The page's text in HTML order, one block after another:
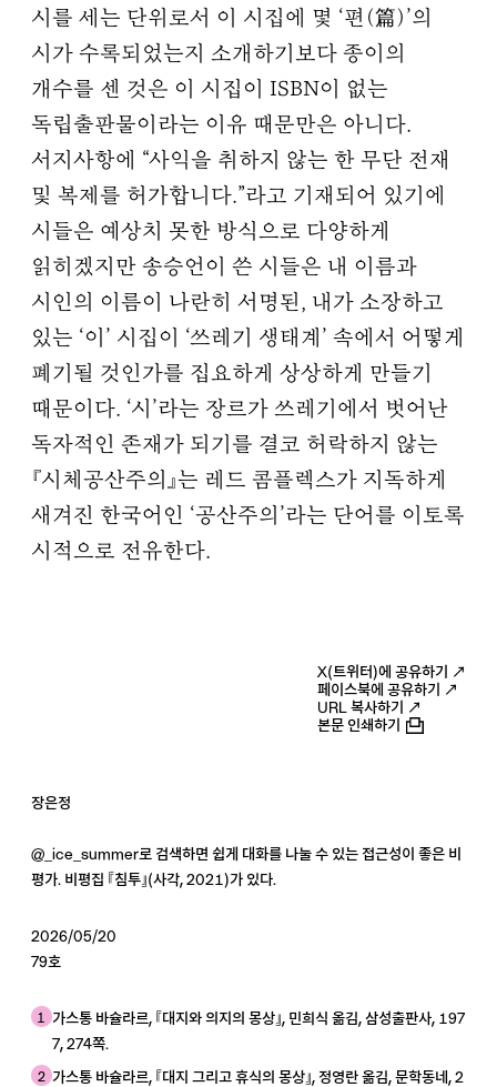
시를 세는 단위로서 이 시집에 몇 ‘편(篇)’의
시가 수록되었는지 소개하기보다 종이의
개수를 센 것은 이 시집이 ISBN이 없는
독립출판물이라는 이유 때문만은 아니다.
서지사항에 “사익을 취하지 않는 한 무단 전재
및 복제를 허가합니다.”라고 기재되어 있기에
시들은 예상치 못한 방식으로 다양하게
읽히겠지만 송승언이 쓴 시들은 내 이름과
시인의 이름이 나란히 서명된, 내가 소장하고
있는 ‘이’ 시집이 ‘쓰레기 생태계’ 속에서 어떻게
폐기될 것인가를 집요하게 상상하게 만들기
때문이다. ‘시’라는 장르가 쓰레기에서 벗어난
독자적인 존재가 되기를 결코 허락하지 않는
『시체공산주의』는 레드 콤플렉스가 지독하게
새겨진 한국어인 ‘공산주의’라는 단어를 이토록
시적으로 전유한다.
X(트위터)에 공유하기 ↗
페이스북에 공유하기 ↗
URL 복사하기 ↗
본문 인쇄하기
장은정
@_ice_summer로 검색하면 쉽게 대화를 나눌 수 있는 접근성이 좋은 비
평가. 비평집 『침투』(사각, 2021)가 있다.
2026/05/20
79호
1
가스통 바슐라르, 『대지와 의지의 몽상』, 민희식 옮김, 삼성출판사, 197
7, 274쪽.
2 가스통 바슐라르, 『대지 그리고 휴식의 몽상』, 정영란 옮김, 문학동네, 2